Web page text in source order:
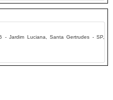
- Jardim Luciana, Santa Gertrudes - SP,